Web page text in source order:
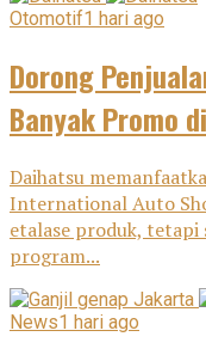
Otomotif1 hari ago
Dorong
Banyak Promo
Daihatsu
International Auto
etalase produk, tetapi
program...
News1 hari ago